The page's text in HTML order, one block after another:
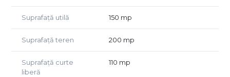
Suprafață utilă 150 mp
Suprafață teren 200 mp
Suprafață curte
liberă
110 mp